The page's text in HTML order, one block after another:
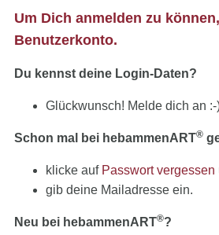
Um Dich anmelden zu
Benutzerkonto.
Du kennst deine Login-Daten?
Glückwunsch! Melde dich an :-
Schon mal bei hebammenART®
klicke auf Passwort vergessen
gib deine Mailadresse ein.
Neu bei hebammenART®?